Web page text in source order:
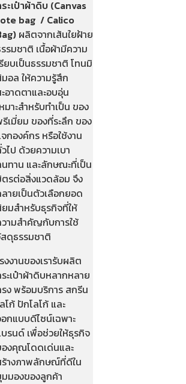
ะเป๋าผ้าดิบ (Canvas
bag / Calico
ผลิตจากเส้นใยฝ้าย
รมชาติ เนื้อผ้ามีความ
ยบเป็นธรรมชาติ โทนมิ
อล ให้ความรู้สึก
อาดตาและอบอุ่น
มาะสำหรับทำเป็น ของ
เมี่ยม ของที่ระลึก ของ
กองค์กร หรือใช้งาน
ไป ด้วยความเบา
ทาน และลักษณะที่เป็น
รต่อสิ่งแวดล้อม จึง
ายเป็นตัวเลือกยอด
มสำหรับธุรกิจที่ให้
ามสำคัญกับการใช้
ดุธรรมชาติ
งงานของเรารับผลิต
ะเป๋าผ้าดิบหลากหลาย
ง พร้อมบริการ สกรีน
โก้ ปักโลโก้ และ
กแบบดีไซน์เฉพาะ
รนด์ เพื่อช่วยให้ธุรกิจ
งคุณโดดเด่นและ
างภาพลักษณ์ที่ดีใน
มองของลูกค้า